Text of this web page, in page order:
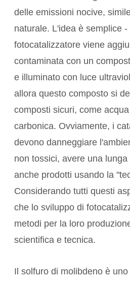
delle emissioni nocive,
naturale. L'idea è semplice -
fotocatalizzatore viene
contaminata con un
e illuminato con luce
allora questo composto si
composti sicuri, come
carbonica. Ovviamente, i
devono danneggiare
non tossici, avere una
anche prodotti usando la
Considerando tutti questi
che lo sviluppo di
metodi per la loro
scientifica e tecnica.
Il solfuro di molibdeno è